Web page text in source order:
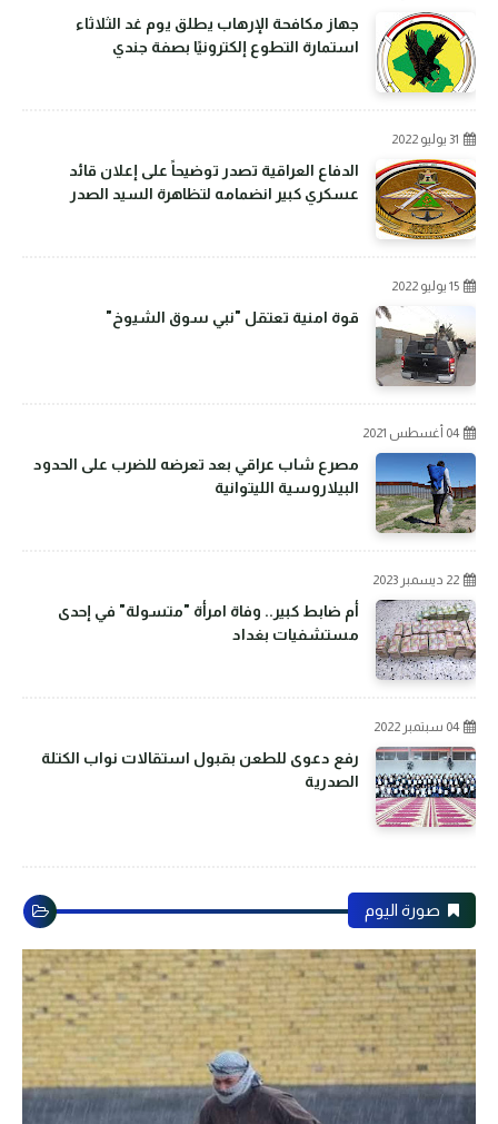
جهاز مكافحة الإرهاب يطلق يوم غد الثلاثاء
استمارة التطوع إلكترونيًا بصفة جندي
31 يوليو 2022
الدفاع العراقية تصدر توضيحاً على إعلان قائد
عسكري كبير انضمامه لتظاهرة السيد الصدر
15 يوليو 2022
قوة امنية تعتقل "نبي سوق الشيوخ"
04 أغسطس 2021
مصرع شاب عراقي بعد تعرضه للضرب على الحدود
البيلاروسية الليتوانية
22 ديسمبر 2023
أم ضابط كبير.. وفاة امرأة "متسولة" في إحدى
مستشفيات بغداد
04 سبتمبر 2022
رفع دعوى للطعن بقبول استقالات نواب الكتلة
الصدرية
صورة اليوم